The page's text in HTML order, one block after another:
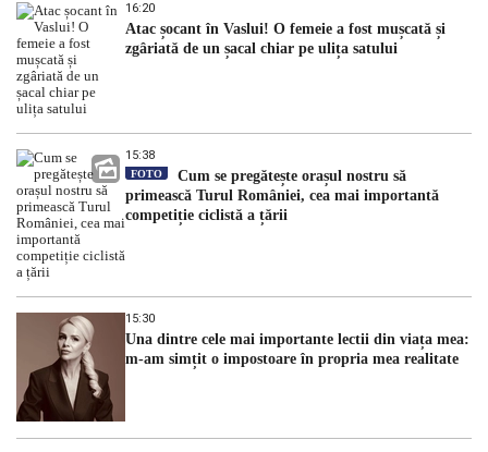
16:20
Atac șocant în Vaslui! O femeie a fost mușcată și
zgâriată de un șacal chiar pe ulița satului
15:38
FOTO
Cum se pregătește orașul nostru să
primească Turul României, cea mai importantă
competiție ciclistă a țării
15:30
Una dintre cele mai importante lectii din viața mea:
m-am simțit o impostoare în propria mea realitate